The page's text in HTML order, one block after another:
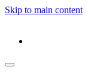
Skip to main content